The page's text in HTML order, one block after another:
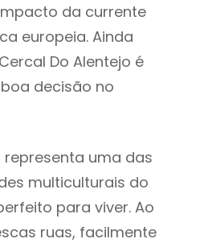
da currente
europeia. Ainda
Do Alentejo é
decisão no
representa uma das
multiculturais do
para viver. Ao
ruas, facilmente